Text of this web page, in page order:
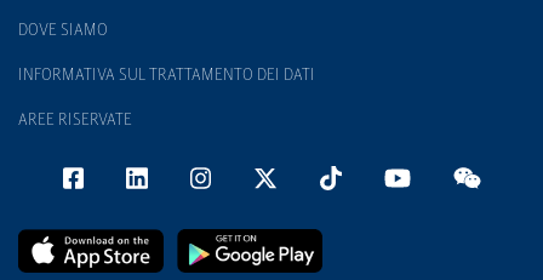
DOVE SIAMO
INFORMATIVA SUL TRATTAMENTO DEI DATI
AREE RISERVATE